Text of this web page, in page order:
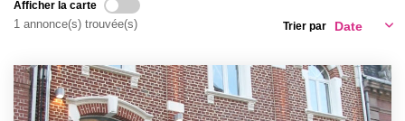
AGENCE
Afficher la carte
1 annonce(s) trouvée(s) Trier par